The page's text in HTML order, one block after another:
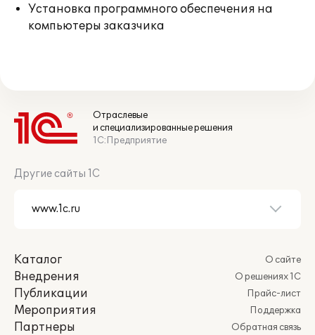
Установка программного обеспечения на
компьютеры заказчика
Отраслевые
и специализированные решения
1С:Предприятие
Другие сайты 1С
Каталог
Внедрения
Публикации
Мероприятия
Партнеры
О сайте
О решениях 1С
Прайс-лист
Поддержка
Обратная связь